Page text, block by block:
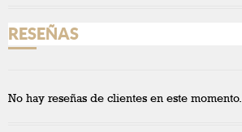
RESEÑAS
No hay reseñas de clientes en este momento.